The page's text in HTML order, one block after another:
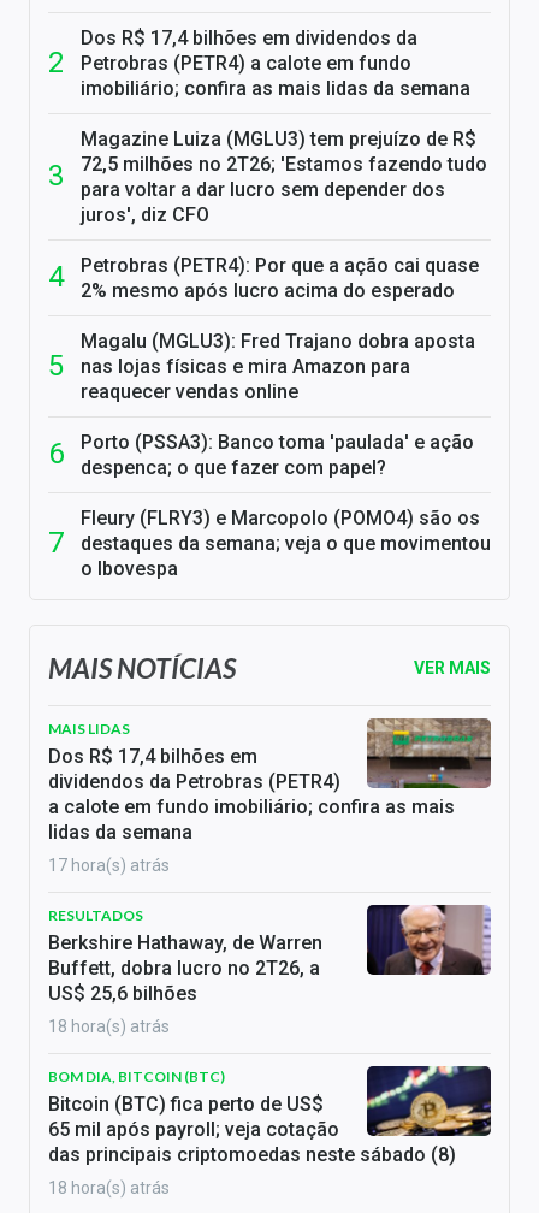
Dos R$ 17,4 bilhões em dividendos da
Petrobras (PETR4) a calote em fundo
imobiliário; confira as mais lidas da semana
Magazine Luiza (MGLU3) tem prejuízo de R$
72,5 milhões no 2T26; 'Estamos fazendo tudo
para voltar a dar lucro sem depender dos
juros', diz CFO
Petrobras (PETR4): Por que a ação cai quase
2% mesmo após lucro acima do esperado
Magalu (MGLU3): Fred Trajano dobra aposta
nas lojas físicas e mira Amazon para
reaquecer vendas online
Porto (PSSA3): Banco toma 'paulada' e ação
despenca; o que fazer com papel?
Fleury (FLRY3) e Marcopolo (POMO4) são os
destaques da semana; veja o que movimentou
o Ibovespa
MAIS NOTÍCIAS VER MAIS
MAIS LIDAS
Dos R$ 17,4 bilhões em
dividendos da Petrobras (PETR4)
a calote em fundo imobiliário; confira as mais
lidas da semana
17 hora(s) atrás
RESULTADOS
Berkshire Hathaway, de Warren
Buffett, dobra lucro no 2T26, a
US$ 25,6 bilhões
18 hora(s) atrás
BOM DIA, BITCOIN (BTC)
Bitcoin (BTC) fica perto de US$
65 mil após payroll; veja cotação
das principais criptomoedas neste sábado (8)
18 hora(s) atrás